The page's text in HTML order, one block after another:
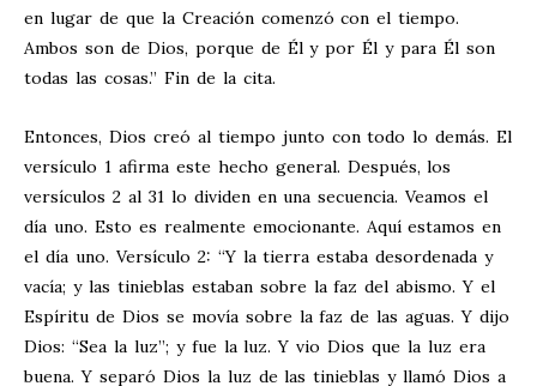
en lugar de que la Creación comenzó con el tiempo.
Ambos son de Dios, porque de Él y por Él y para Él son
todas las cosas.” Fin de la cita.
Entonces, Dios creó al tiempo junto con todo lo demás. El
versículo 1 afirma este hecho general. Después, los
versículos 2 al 31 lo dividen en una secuencia. Veamos el
día uno. Esto es realmente emocionante. Aquí estamos en
el día uno. Versículo 2: “Y la tierra estaba desordenada y
vacía; y las tinieblas estaban sobre la faz del abismo. Y el
Espíritu de Dios se movía sobre la faz de las aguas. Y dijo
Dios: “Sea la luz”; y fue la luz. Y vio Dios que la luz era
buena. Y separó Dios la luz de las tinieblas y llamó Dios a